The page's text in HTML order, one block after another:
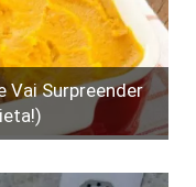
Vai Surpreender